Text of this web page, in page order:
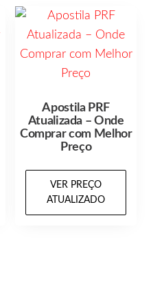
Apostila PRF
Atualizada – Onde
Comprar com Melhor
Preço
VER PREÇO
ATUALIZADO